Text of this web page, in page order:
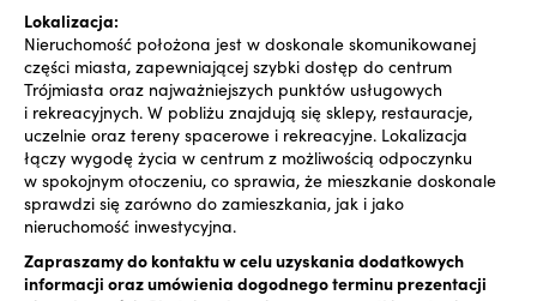
Lokalizacja:
Nieruchomość położona jest w doskonale skomunikowanej
części miasta, zapewniającej szybki dostęp do centrum
Trójmiasta oraz najważniejszych punktów usługowych
i rekreacyjnych. W pobliżu znajdują się sklepy, restauracje,
uczelnie oraz tereny spacerowe i rekreacyjne. Lokalizacja
łączy wygodę życia w centrum z możliwością odpoczynku
w spokojnym otoczeniu, co sprawia, że mieszkanie doskonale
sprawdzi się zarówno do zamieszkania, jak i jako
nieruchomość inwestycyjna.
Zapraszamy do kontaktu w celu uzyskania dodatkowych
informacji oraz umówienia dogodnego terminu prezentacji